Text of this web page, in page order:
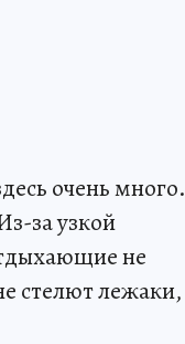
очень много.
за узкой
не
стелют лежаки,